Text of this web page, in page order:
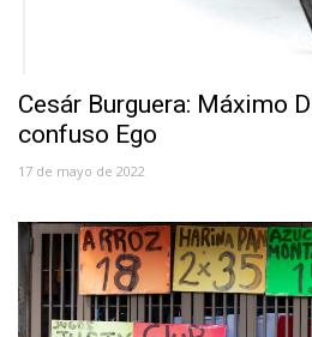
Cesár Burguera: Máximo
confuso Ego
17 de mayo de 2022